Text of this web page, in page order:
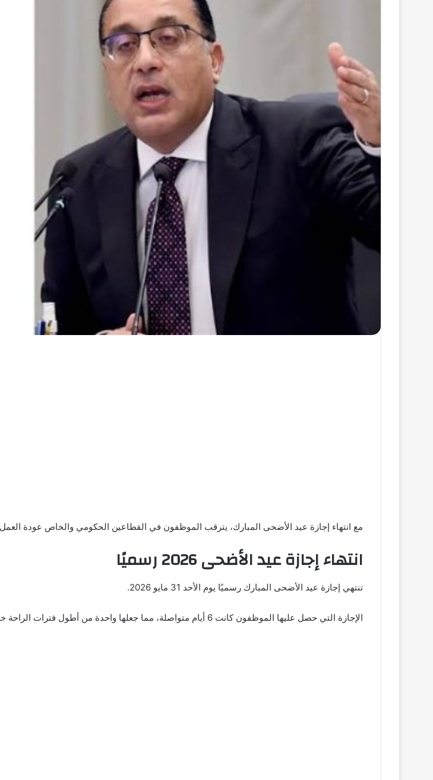
مع انتهاء إجازة عيد الأضحى المبارك، يترقب الموظفون في القطاعين الحكومي والخاص عودة العمل بعد عطلة استمرت 6
انتهاء إجازة عيد الأضحى 2026 رسميًا
تنتهي إجازة عيد الأضحى المبارك رسميًا يوم الأحد 31 مايو 2026.
الإجازة التي حصل عليها الموظفون كانت 6 أيام متواصلة، مما جعلها واحدة من أطول فترات الراحة خلال العام الجاري.